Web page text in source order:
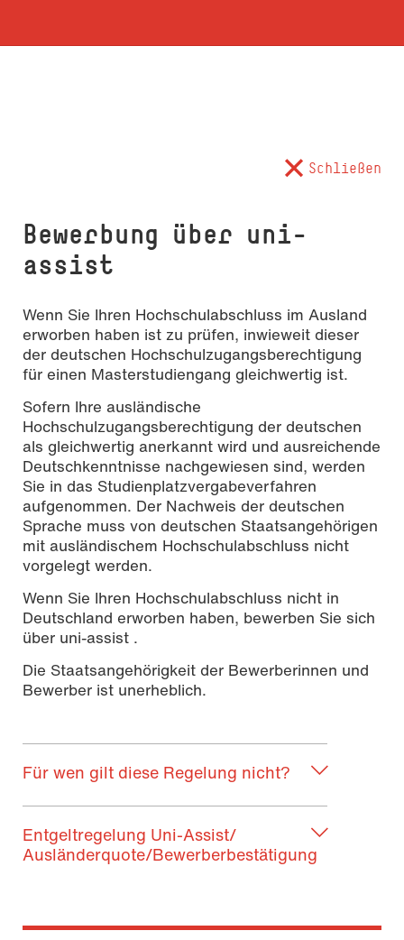
Schließen
Bewerbung über uni-
assist
Wenn Sie Ihren Hochschulabschluss im Ausland
erworben haben ist zu prüfen, inwieweit dieser
der deutschen Hochschulzugangsberechtigung
für einen Masterstudiengang gleichwertig ist.
Sofern Ihre ausländische
Hochschulzugangsberechtigung der deutschen
als gleichwertig anerkannt wird und ausreichende
Deutschkenntnisse nachgewiesen sind, werden
Sie in das Studienplatzvergabeverfahren
aufgenommen. Der Nachweis der deutschen
Sprache muss von deutschen Staatsangehörigen
mit ausländischem Hochschulabschluss nicht
vorgelegt werden.
Wenn Sie Ihren Hochschulabschluss nicht in
Deutschland erworben haben, bewerben Sie sich
über uni-assist .
Die Staatsangehörigkeit der Bewerberinnen und
Bewerber ist unerheblich.
Für wen gilt diese Regelung nicht?
Entgeltregelung Uni-Assist/
Ausländerquote/Bewerberbestätigung